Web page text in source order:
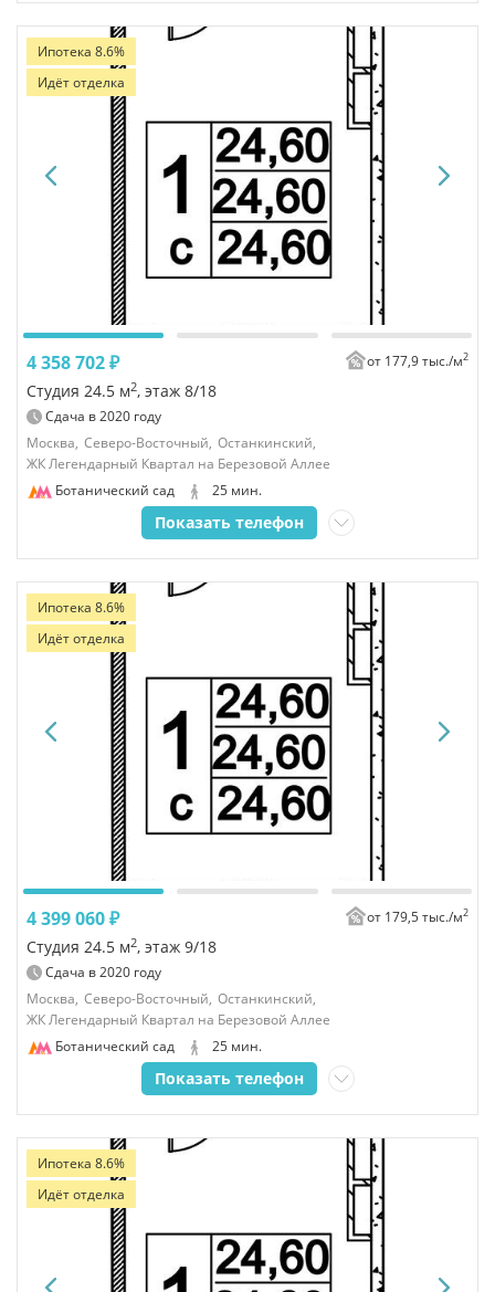
Ипотека 8.6%
Идёт отделка
4 358 702 ₽ от 177,9 тыс./м2
Студия 24.5 м2, этаж 8/18
Сдача в2020 году
Москва, Северо-Восточный, Останкинский,
ЖК Легендарный Квартал на Березовой Аллее
Ботанический сад
25 мин.
Показать телефон
Ипотека 8.6%
Идёт отделка
4 399 060 ₽ от 179,5 тыс./м2
Студия 24.5 м2, этаж 9/18
Сдача в2020 году
Москва, Северо-Восточный, Останкинский,
ЖК Легендарный Квартал на Березовой Аллее
Ботанический сад
25 мин.
Показать телефон
Ипотека 8.6%
Идёт отделка